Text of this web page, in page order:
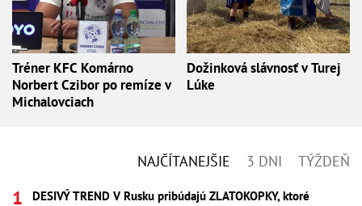
Tréner KFC Komárno
Norbert Czibor po remíze v
Michalovciach
Dožinková slávnosť v Turej
Lúke
NAJČÍTANEJŠIE 3 DNI TÝŽDEŇ
DESIVÝ TREND V Rusku pribúdajú ZLATOKOPKY, ktoré